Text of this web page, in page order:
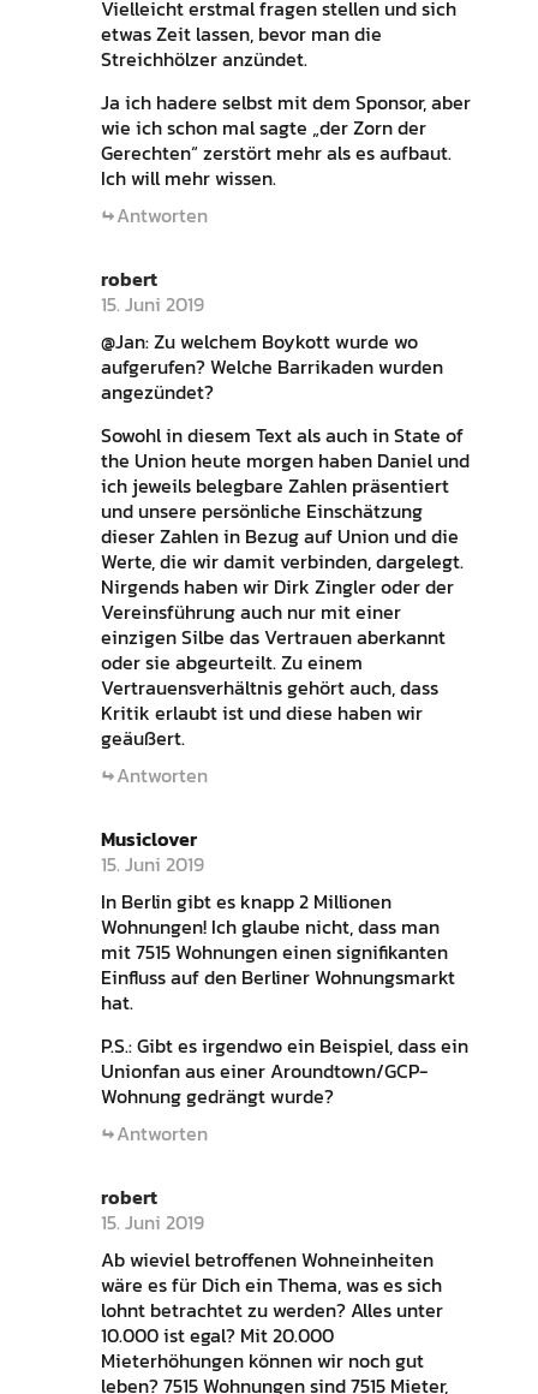
Vielleicht erstmal fragen stellen und sich
etwas Zeit lassen, bevor man die
Streichhölzer anzündet.
Ja ich hadere selbst mit dem Sponsor, aber
wie ich schon mal sagte „der Zorn der
Gerechten“ zerstört mehr als es aufbaut.
Ich will mehr wissen.
Antworten
robert
15. Juni 2019
@Jan: Zu welchem Boykott wurde wo
aufgerufen? Welche Barrikaden wurden
angezündet?
Sowohl in diesem Text als auch in State of
the Union heute morgen haben Daniel und
ich jeweils belegbare Zahlen präsentiert
und unsere persönliche Einschätzung
dieser Zahlen in Bezug auf Union und die
Werte, die wir damit verbinden, dargelegt.
Nirgends haben wir Dirk Zingler oder der
Vereinsführung auch nur mit einer
einzigen Silbe das Vertrauen aberkannt
oder sie abgeurteilt. Zu einem
Vertrauensverhältnis gehört auch, dass
Kritik erlaubt ist und diese haben wir
geäußert.
Antworten
Musiclover
15. Juni 2019
In Berlin gibt es knapp 2 Millionen
Wohnungen! Ich glaube nicht, dass man
mit 7515 Wohnungen einen signifikanten
Einfluss auf den Berliner Wohnungsmarkt
hat.
P.S.: Gibt es irgendwo ein Beispiel, dass ein
Unionfan aus einer Aroundtown/GCP-
Wohnung gedrängt wurde?
Antworten
robert
15. Juni 2019
Ab wieviel betroffenen Wohneinheiten
wäre es für Dich ein Thema, was es sich
lohnt betrachtet zu werden? Alles unter
10.000 ist egal? Mit 20.000
Mieterhöhungen können wir noch gut
leben? 7515 Wohnungen sind 7515 Mieter,